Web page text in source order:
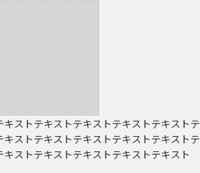
ストテキストテキストテキストテキストテ
ストテキストテキストテキストテキストテ
ストテキストテキストテキストテキスト